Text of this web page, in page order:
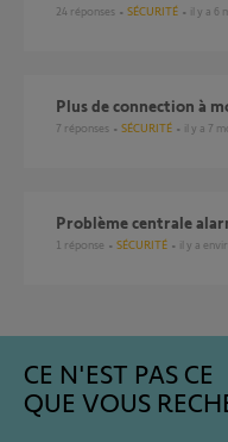
24 réponses SÉCURITÉ il y a 6
Plus de connection à
7 réponses SÉCURITÉ il y a 7
problème centrale
1 réponse SÉCURITÉ il y a
CE N'EST PAS CE
QUE VOUS